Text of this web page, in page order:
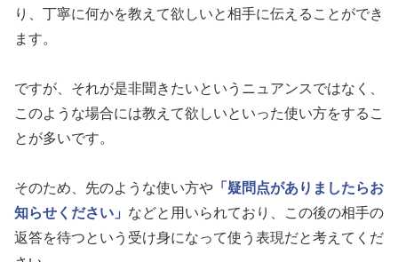
り、丁寧に何かを教えて欲しいと相手に伝えることができ
ます。
ですが、それが是非聞きたいというニュアンスではなく、
このような場合には教えて欲しいといった使い方をするこ
とが多いです。
そのため、先のような使い方や 「疑問点がありましたらお
知らせください」 などと用いられており、この後の相手の
返答を待つという受け身になって使う表現だと考えてくだ